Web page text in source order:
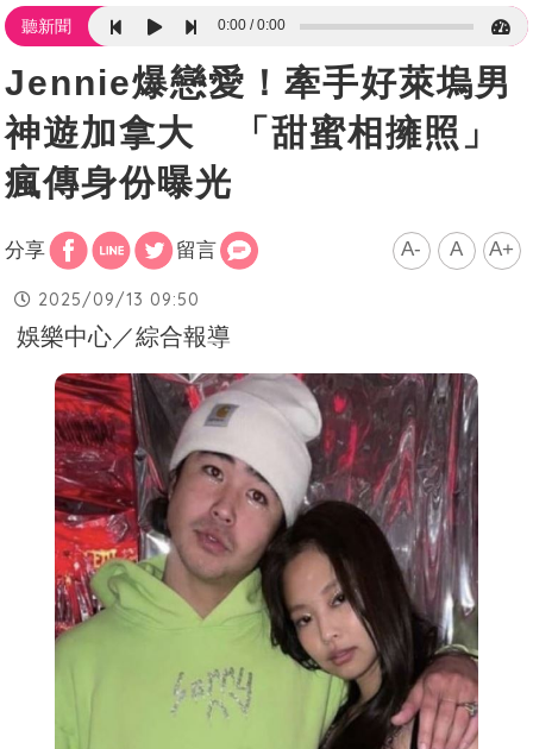
聽新聞 0:00 0:00
Jennie爆戀愛！牽手好萊塢男
神遊加拿大 「甜蜜相擁照」
瘋傳身份曝光
分享 留言 A- A A+
2025/09/13 09:50
娛樂中心／綜合報導